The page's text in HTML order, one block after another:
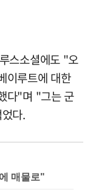
스소셜에도 "오
이루트에 대한
다"며 "그는 군
다.
매물로"